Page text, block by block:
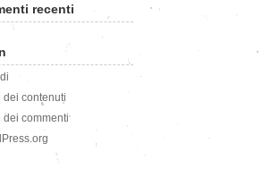
recenti
dei contenuti
dei commenti